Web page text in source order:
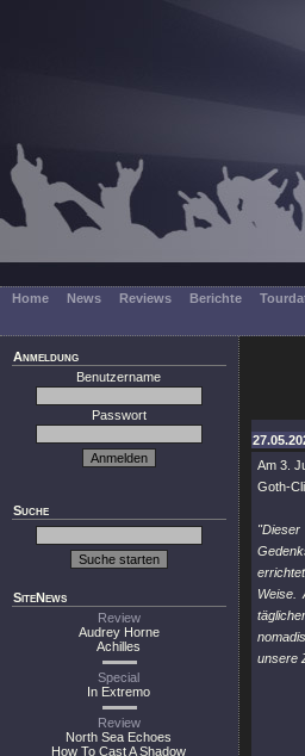
Home News Reviews Berichte
Anmeldung
Benutzername
Passwort
Suche
SiteNews
Review
Audrey Horne
Achilles
Special
In Extremo
Review
North Sea Echoes
How To Cast A Shadow
Am 3.
Goth-
Weise.
unsere